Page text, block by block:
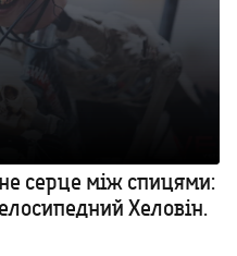
серце між спицями:
Хеловін.